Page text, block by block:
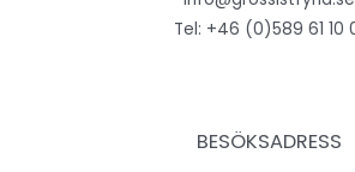
Tel: +46 (0)589 61 10
BESÖKSADRESS